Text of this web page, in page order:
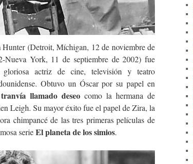
(Detroit, Míchigan, 12 de noviembre de
Nueva York, 11 de septiembre de 2002) fue
gloriosa actriz de cine, televisión y teatro
Obtuvo un Óscar por su papel en
llamado deseo como la hermana de
Leigh. Su mayor éxito fue el papel de Zira, la
chimpancé de las tres primeras películas de
serieEl planeta de los simios.